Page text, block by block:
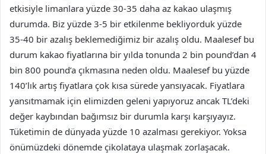
etkisiyle limanlara yüzde 30-35 daha az kakao ulaşmış
durumda. Biz yüzde 3-5 bir etkilenme bekliyorduk yüzde
35-40 bir azalış beklemediğimiz bir azalış oldu. Maalesef bu
durum kakao fiyatlarına bir yılda tonunda 2 bin pound’dan 4
bin 800 pound’a çıkmasına neden oldu. Maalesef bu yüzde
140’lık artış fiyatlara çok kısa sürede yansıyacak. Fiyatlara
yansıtmamak için elimizden geleni yapıyoruz ancak TL’deki
değer kaybından bağımsız bir durumla karşı karşıyayız.
Tüketimin de dünyada yüzde 10 azalması gerekiyor. Yoksa
önümüzdeki dönemde çikolataya ulaşmak zorlaşacak.